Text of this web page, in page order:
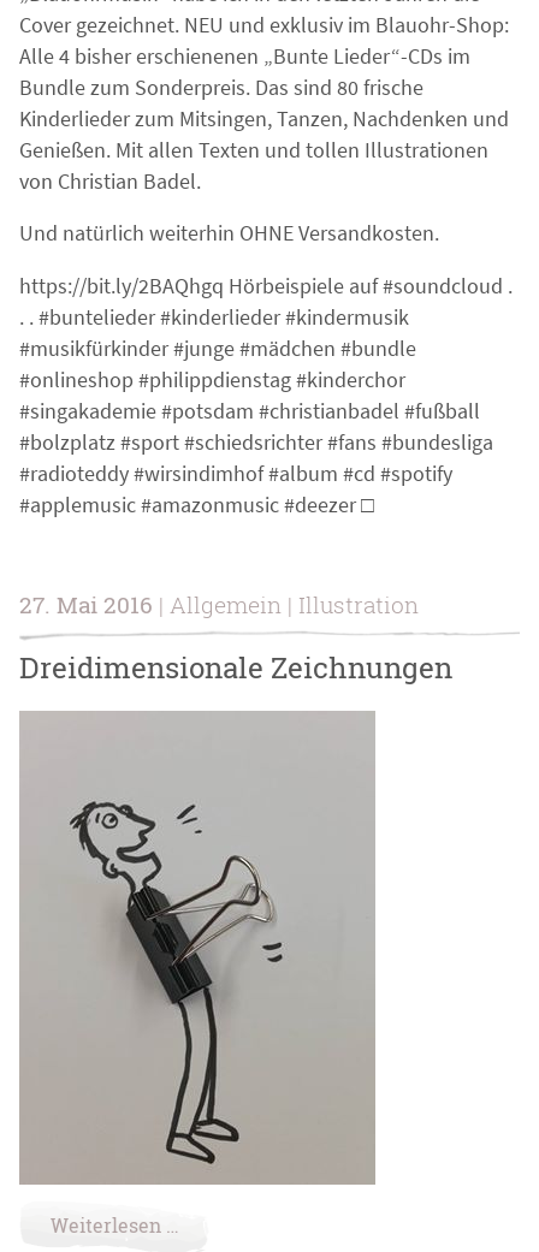
Cover gezeichnet. NEU und exklusiv im Blauohr-Shop:
Alle 4 bisher erschienenen „Bunte Lieder“-CDs im
Bundle zum Sonderpreis. Das sind 80 frische
Kinderlieder zum Mitsingen, Tanzen, Nachdenken und
Genießen. Mit allen Texten und tollen Illustrationen
von Christian Badel.
Und natürlich weiterhin OHNE Versandkosten.
https://bit.ly/2BAQhgq Hörbeispiele auf#soundcloud .
. .#buntelieder#kinderlieder#kindermusik
#musikfürkinder#junge#mädchen #bundle
#onlineshop #philippdienstag#kinderchor
#singakademie#potsdam #christianbadel #fußball
#bolzplatz#sport#schiedsrichter#fans #bundesliga
#radioteddy#wirsindimhof#album #cd #spotify
#applemusic#amazonmusic#deezer□
27. Mai 2016 | Allgemein | Illustration
Dreidimensionale Zeichnungen
Weiterlesen …